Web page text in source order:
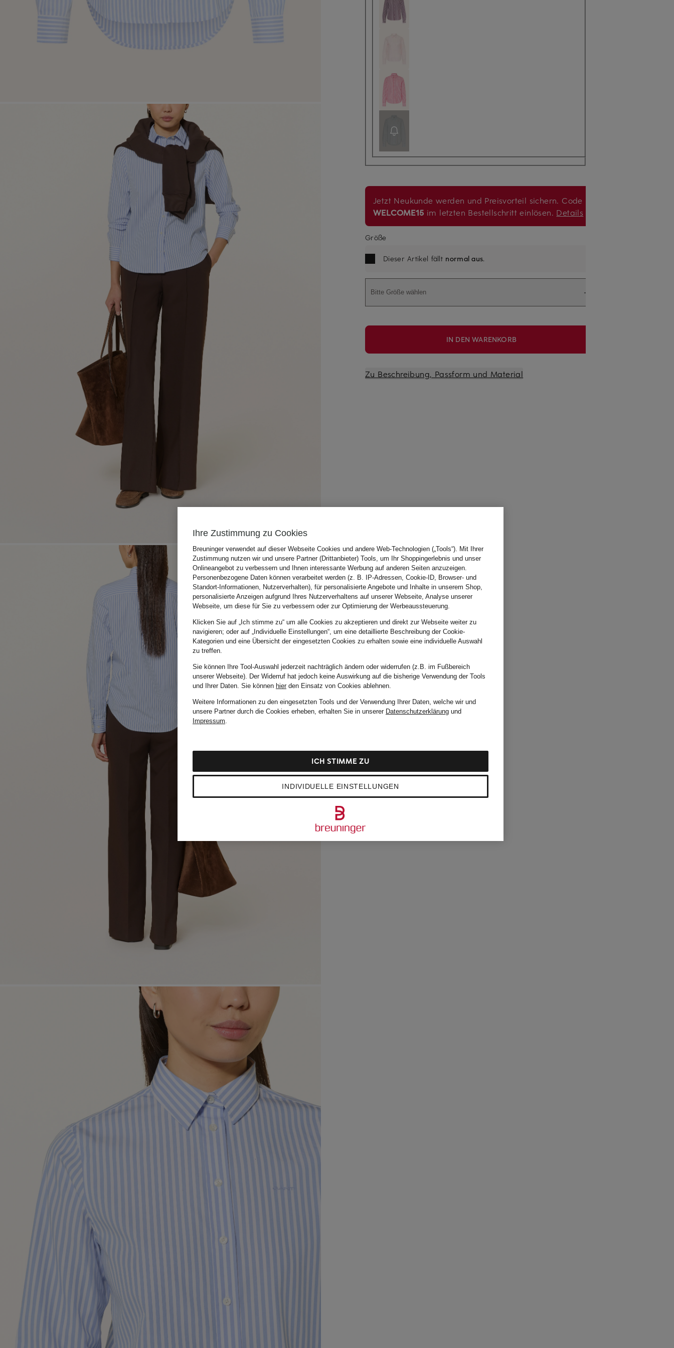
Jetzt Neukunde werden und Preisvorteil sichern. Code
WELCOME15 im letzten Bestellschritt einlösen. Details
Größe
Dieser Artikel fällt normal aus.
Bitte Größe wählen
IN DEN WARENKORB
Zu Beschreibung, Passform und Material
Ihre Zustimmung zu Cookies
Breuninger verwendet auf dieser Webseite Cookies und andere Web-Technologien („Tools“). Mit Ihrer
Zustimmung nutzen wir und unsere Partner (Drittanbieter) Tools, um Ihr Shoppingerlebnis und unser
Onlineangebot zu verbessern und Ihnen interessante Werbung auf anderen Seiten anzuzeigen.
Personenbezogene Daten können verarbeitet werden (z. B. IP-Adressen, Cookie-ID, Browser- und
Standort-Informationen, Nutzerverhalten), für personalisierte Angebote und Inhalte in unserem Shop,
personalisierte Anzeigen aufgrund Ihres Nutzerverhaltens auf unserer Webseite, Analyse unserer
Webseite, um diese für Sie zu verbessern oder zur Optimierung der Werbeaussteuerung.
Klicken Sie auf „Ich stimme zu“ um alle Cookies zu akzeptieren und direkt zur Webseite weiter zu
navigieren; oder auf „Individuelle Einstellungen“, um eine detaillierte Beschreibung der Cookie-
Kategorien und eine Übersicht der eingesetzten Cookies zu erhalten sowie eine individuelle Auswahl
zu treffen.
Sie können Ihre Tool-Auswahl jederzeit nachträglich ändern oder widerrufen (z.B. im Fußbereich
unserer Webseite). Der Widerruf hat jedoch keine Auswirkung auf die bisherige Verwendung der Tools
und Ihrer Daten. Sie können hierden Einsatz von Cookies ablehnen.
Weitere Informationen zu den eingesetzten Tools und der Verwendung Ihrer Daten, welche wir und
unsere Partner durch die Cookies erheben, erhalten Sie in unserer Datenschutzerklärung und
Impressum.
INDIVIDUELLE EINSTELLUNGEN
ICH STIMME ZU